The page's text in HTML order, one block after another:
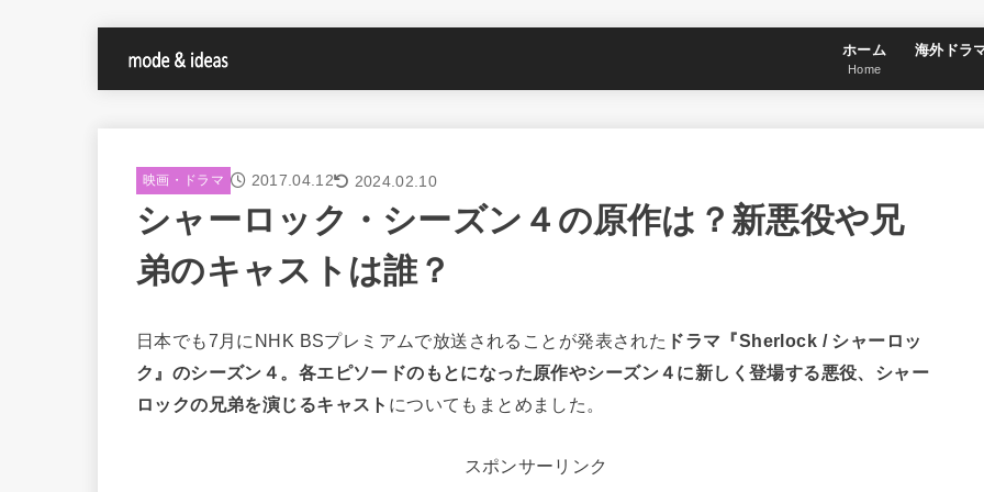
ホーム
Home
海外ドラ
映画・ドラマ 2017.04.12 2024.02.10
シャーロック・シーズン４の原作は？新悪役や兄
弟のキャストは誰？
日本でも7月にNHK BSプレミアムで放送されることが発表された ドラマ『Sherlock / シャーロッ
ク』のシーズン４。各エピソードのもとになった原作やシーズン４に新しく登場する悪役、シャー
ロックの兄弟を演じるキャスト についてもまとめました。
スポンサーリンク